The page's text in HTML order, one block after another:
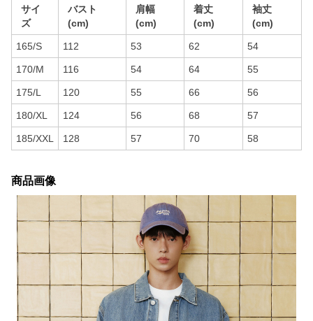
サイ
ズ
バスト
(cm)
肩幅
(cm)
着丈
(cm)
袖丈
(cm)
165/S 112 53 62 54
170/M 116 54 64 55
175/L 120 55 66 56
180/XL 124 56 68 57
185/XXL 128 57 70 58
商品画像